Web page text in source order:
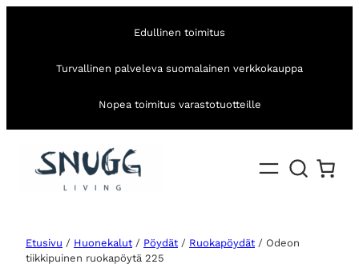
Edullinen toimitus
Turvallinen palveleva suomalainen verkkokauppa
Nopea toimitus varastotuotteille
Etusivu / Huonekalut / Pöydät / Ruokapöydät / Odeon
tiikkipuinen ruokapöytä 225